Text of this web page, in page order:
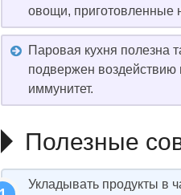
овощи, приготовленные
Паровая кухня
подвержен воздействию
иммунитет.
Полезные
Укладывать продукты в